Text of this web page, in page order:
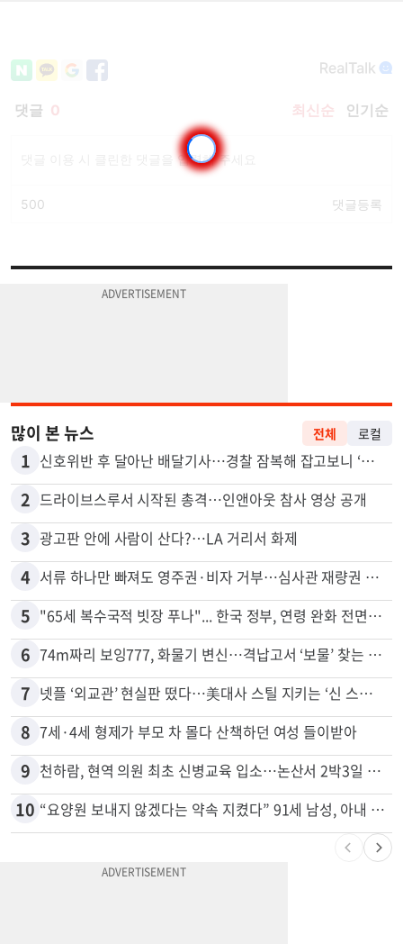
1 신호위반 후 달아난 배달기사…경찰 잠복해 잡고보니 ‘반전’
2 드라이브스루서 시작된 총격…인앤아웃 참사 영상 공개
3 광고판 안에 사람이 산다?…LA 거리서 화제
4 서류 하나만 빠져도 영주권·비자 거부…심사관 재량권 대폭 확대
5 "65세 복수국적 빗장 푸나"... 한국 정부, 연령 완화 전면 추진
6 74m짜리 보잉777, 화물기 변신…격납고서 ‘보물’ 찾는 인천공항
7
8 7세·4세 형제가 부모 차 몰다 산책하던 여성 들이받아
9 천하람, 현역 의원 최초 신병교육 입소…논산서 2박3일 생활
“요양원 보내지 않겠다는 약속 지켰다” 91세 남성, 아내 살해 혐의